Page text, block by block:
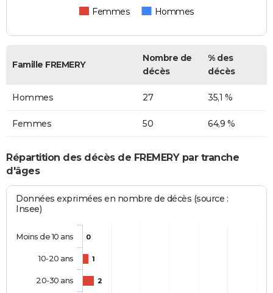
Femmes Hommes
Famille FREMERY
Nombre de
décès
% des
décès
Hommes 27 35,1 %
Femmes 50 64,9 %
Répartition des décès de FREMERY par tranche
d'âges
Données exprimées en nombre de décès (source :
Insee)
0
1
2
Moins de 10 ans
10-20 ans
20-30 ans